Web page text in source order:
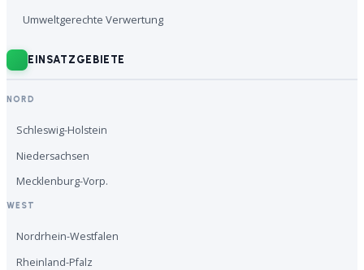
Umweltgerechte Verwertung
EINSATZGEBIETE
NORD
Schleswig-Holstein
Niedersachsen
Mecklenburg-Vorp.
WEST
Nordrhein-Westfalen
Rheinland-Pfalz